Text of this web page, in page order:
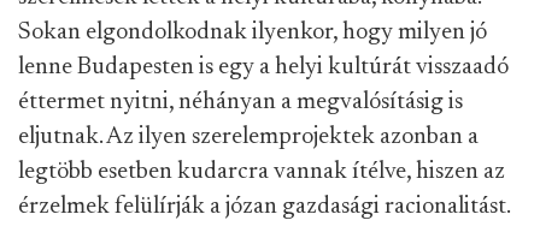
Sokan elgondolkodnak ilyenkor, hogy milyen jó
lenne Budapesten is egy a helyi kultúrát visszaadó
éttermet nyitni, néhányan a megvalósításig is
eljutnak. Az ilyen szerelemprojektek azonban a
legtöbb esetben kudarcra vannak ítélve, hiszen az
érzelmek felülírják a józan gazdasági racionalitást.